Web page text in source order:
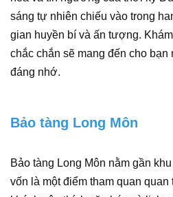
sáng tự nhiên chiếu vào trong
gian huyền bí và ấn tượng.
chắc chắn sẽ mang đến cho
đáng nhớ.
Bảo tàng Long Môn
Bảo tàng Long Môn nằm gần
vốn là một điểm tham quan quan